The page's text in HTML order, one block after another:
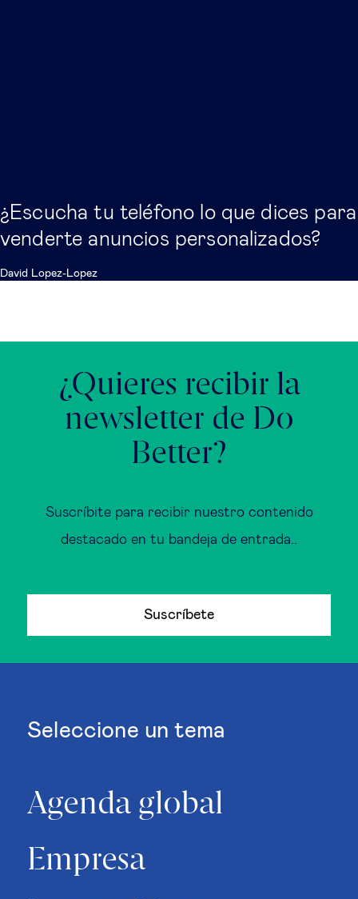
¿Escucha tu teléfono lo que dices para
venderte anuncios personalizados?
David Lopez-Lopez
¿Quieres recibir la
newsletter de Do
Better?
Suscríbite para recibir nuestro contenido
destacado en tu bandeja de entrada..
Suscríbete
Seleccione un tema
Agenda global
Empresa